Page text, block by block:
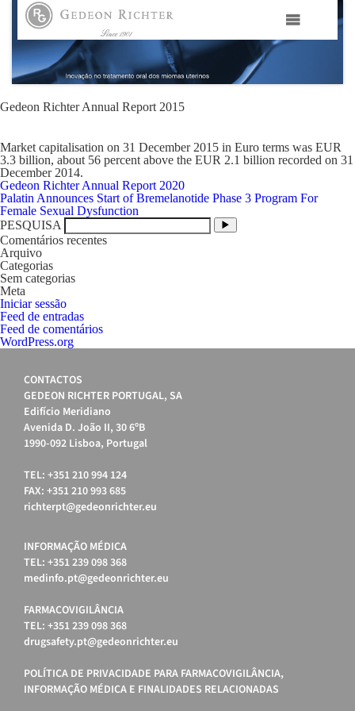
HOME
GEDEON RICHTER PORTUGAL
GEDEON RICHTER GRUPO
ÁREAS TERAPÊUTICAS
MEDIA
CONTACTOS
FAMA
Gedeon Richter Annual Report 2015
Market capitalisation on 31 December 2015 in Euro terms was EUR
3.3 billion, about 56 percent above the EUR 2.1 billion recorded on 31
December 2014.
Navegação
de
artigos
Gedeon Richter Annual Report 2020
Palatin Announces Start of Bremelanotide Phase 3 Program For
Female Sexual Dysfunction
PESQUISA
Comentários recentes
Arquivo
Categorias
Sem categorias
Meta
Iniciar sessão
Feed de entradas
Feed de comentários
WordPress.org
CONTACTOS
GEDEON RICHTER PORTUGAL, SA
Edifício Meridiano
Avenida D. João II, 30 6ºB
1990-092 Lisboa, Portugal
TEL: +351 210 994 124
FAX: +351 210 993 685
richterpt@gedeonrichter.eu
INFORMAÇÃO MÉDICA
TEL: +351 239 098 368
medinfo.pt@gedeonrichter.eu
FARMACOVIGILÂNCIA
TEL: +351 239 098 368
drugsafety.pt@gedeonrichter.eu
POLÍTICA DE PRIVACIDADE PARA FARMACOVIGILÂNCIA,
INFORMAÇÃO MÉDICA E FINALIDADES RELACIONADAS